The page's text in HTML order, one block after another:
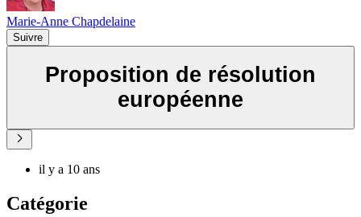
Marie-Anne Chapdelaine
Suivre
Proposition de résolution
européenne
il y a 10 ans
Catégorie